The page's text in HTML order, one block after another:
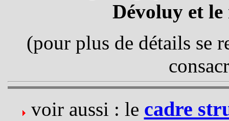
Dévoluy et
(pour plus de détails se
voir aussi : le cadre